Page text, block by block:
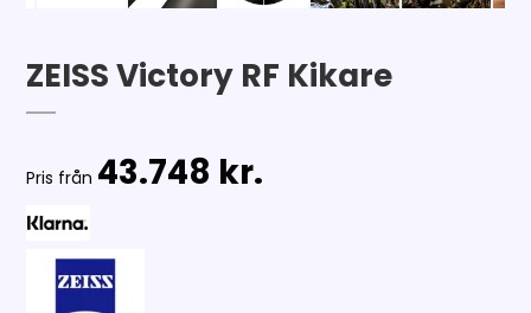
ZEISS Victory RF Kikare
Pris från 43.748 kr.